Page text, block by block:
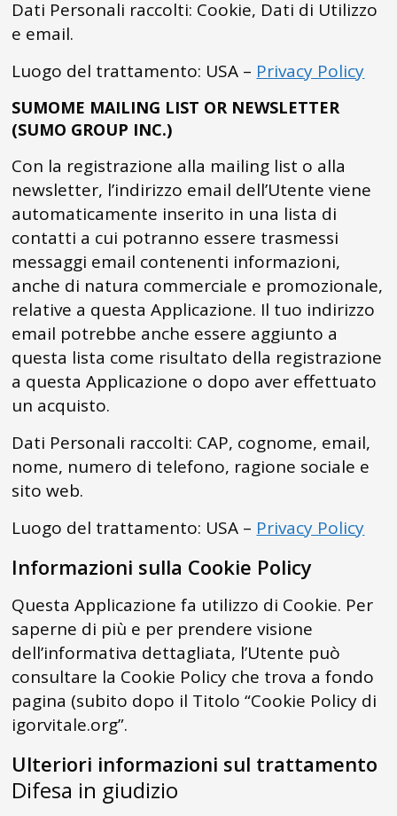
Dati Personali raccolti: Cookie, Dati di Utilizzo
e email.
Luogo del trattamento: USA – Privacy Policy
SUMOME MAILING LIST OR NEWSLETTER
(SUMO GROUP INC.)
Con la registrazione alla mailing list o alla
newsletter, l’indirizzo email dell’Utente viene
automaticamente inserito in una lista di
contatti a cui potranno essere trasmessi
messaggi email contenenti informazioni,
anche di natura commerciale e promozionale,
relative a questa Applicazione. Il tuo indirizzo
email potrebbe anche essere aggiunto a
questa lista come risultato della registrazione
a questa Applicazione o dopo aver effettuato
un acquisto.
Dati Personali raccolti: CAP, cognome, email,
nome, numero di telefono, ragione sociale e
sito web.
Luogo del trattamento: USA – Privacy Policy
Informazioni sulla Cookie Policy
Questa Applicazione fa utilizzo di Cookie. Per
saperne di più e per prendere visione
dell’informativa dettagliata, l’Utente può
consultare la Cookie Policy che trova a fondo
pagina (subito dopo il Titolo “Cookie Policy di
igorvitale.org”.
Ulteriori informazioni sul trattamento
Difesa in giudizio